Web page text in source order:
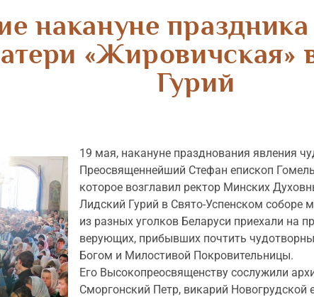
накануне
«Жировичская»
Гурий
19 мая, накануне празднования явления
Преосвященнейший Стефан епископ
которое возглавил ректор Минских
Лидский Гурий в Свято-Успенском соборе
из разных уголков Беларуси приехали на
верующих, прибывших почтить
Богом и Милостивой Покровительницы.
Его Высокопреосвященству сослужили
Сморгонский Петр, викарий